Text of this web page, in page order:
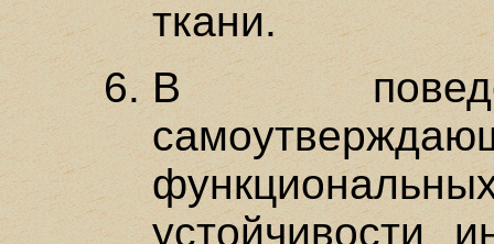
ткани.
В
устойчивости